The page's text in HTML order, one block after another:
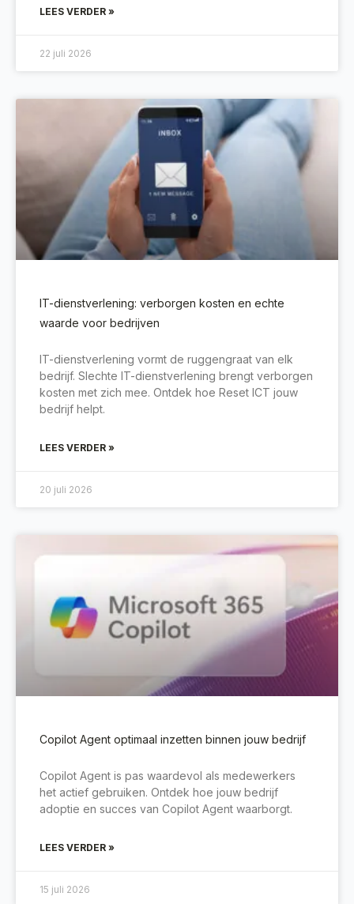
LEES VERDER »
22 juli 2026
IT-dienstverlening: verborgen kosten en echte
waarde voor bedrijven
IT-dienstverlening vormt de ruggengraat van elk
bedrijf. Slechte IT-dienstverlening brengt verborgen
kosten met zich mee. Ontdek hoe Reset ICT jouw
bedrijf helpt.
LEES VERDER »
20 juli 2026
Copilot Agent optimaal inzetten binnen jouw bedrijf
Copilot Agent is pas waardevol als medewerkers
het actief gebruiken. Ontdek hoe jouw bedrijf
adoptie en succes van Copilot Agent waarborgt.
LEES VERDER »
15 juli 2026